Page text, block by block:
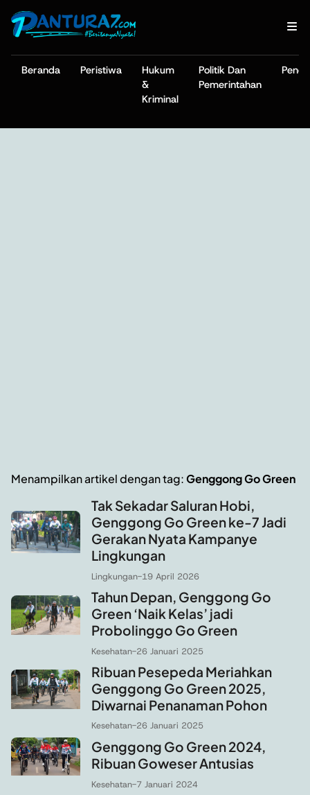
Beranda Peristiwa
Hukum
&
Kriminal
Politik Dan
Pemerintahan
Menampilkan artikel dengan tag:Genggong Go Green
Tak Sekadar Saluran Hobi,
Genggong Go Green ke-7 Jadi
Gerakan Nyata Kampanye
Lingkungan
Lingkungan-19 April 2026
Tahun Depan, Genggong Go
Green ‘Naik Kelas’ jadi
Probolinggo Go Green
Kesehatan-26 Januari 2025
Ribuan Pesepeda Meriahkan
Genggong Go Green 2025,
Diwarnai Penanaman Pohon
Kesehatan-26 Januari 2025
Genggong Go Green 2024,
Ribuan Goweser Antusias
Kesehatan-7 Januari 2024